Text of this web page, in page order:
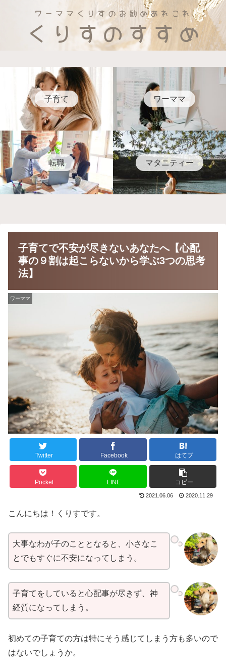
子育て ワーママ
転職 マタニティー
子育てで不安が尽きないあなたへ【心配
事の９割は起こらないから学ぶ3つの思考
法】
ワーママ
Twitter Facebook はてブ
Pocket LINE コピー
2021.06.06 2020.11.29
こんにちは！くりすです。
大事なわが子のこととなると、小さなこ
とでもすぐに不安になってしまう。
子育てをしていると心配事が尽きず、神
経質になってしまう。
初めての子育ての方は特にそう感じてしまう方も多いので
はないでしょうか。